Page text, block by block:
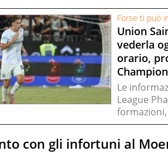
Forse ti può
Union
vederla
orario,
Le
League
con gli infortuni al